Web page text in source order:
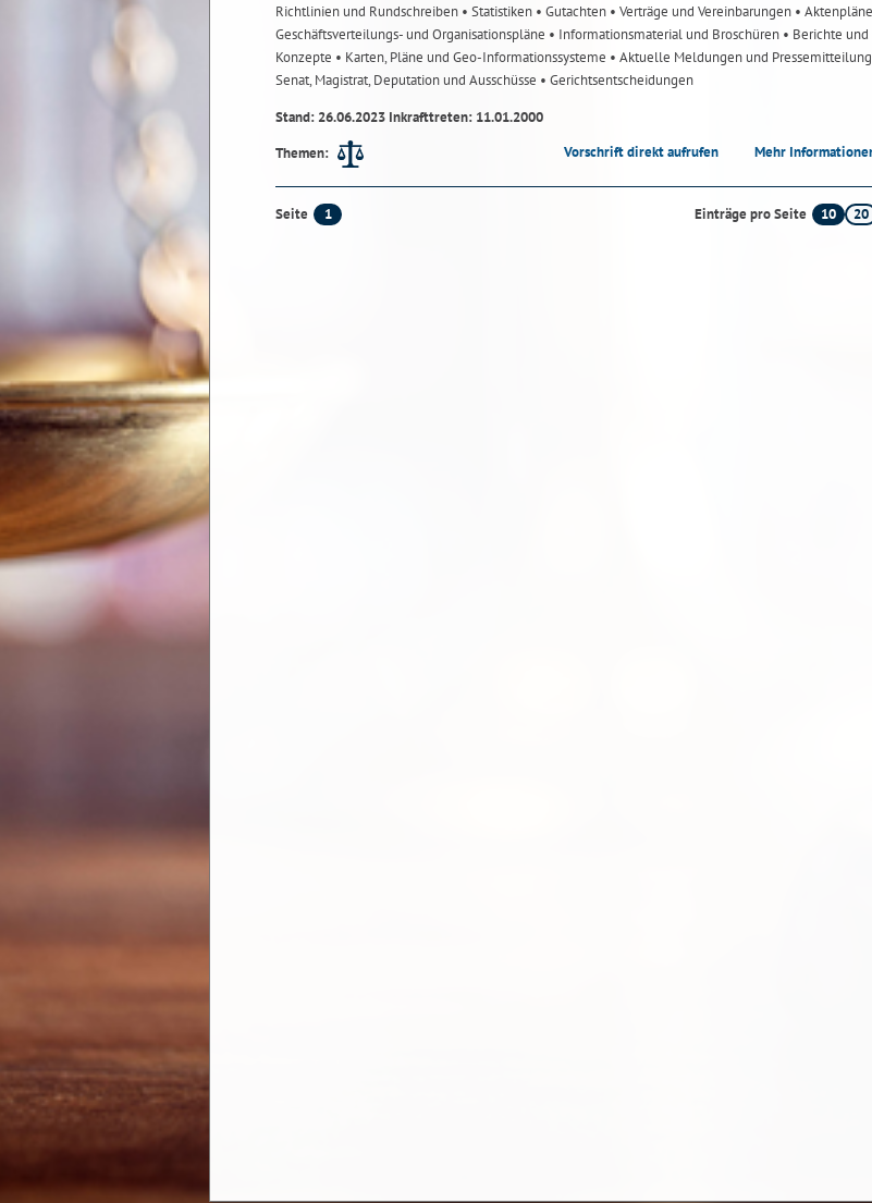
Richtlinien und Rundschreiben • Statistiken • Gutachten • Verträge und Vereinbarungen • Aktenpläne
Geschäftsverteilungs- und Organisationspläne • Informationsmaterial und Broschüren • Berichte und
Konzepte • Karten, Pläne und Geo-Informationssysteme • Aktuelle Meldungen und
Senat, Magistrat, Deputation und Ausschüsse • Gerichtsentscheidungen
Stand: 26.06.2023 Inkrafttreten: 11.01.2000
Themen:
Vorschrift direkt aufrufen Mehr
Seite 1 Einträge pro Seite 10 20